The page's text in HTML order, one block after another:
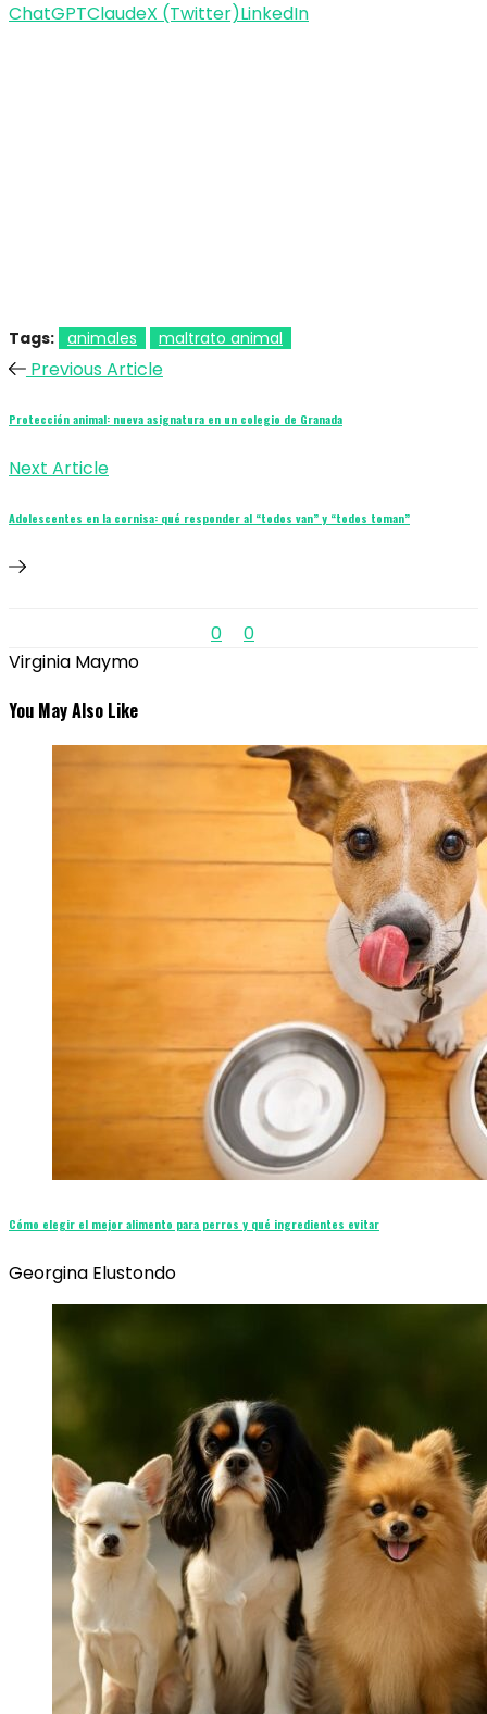
ChatGPTClaudeX (Twitter)LinkedIn
Tags: animales maltrato animal
Previous Article
Protección animal: nueva asignatura en un colegio de Granada
Next Article
Adolescentes en la cornisa: qué responder al “todos van” y “todos toman”
0
0
Virginia Maymo
You May Also Like
Cómo elegir el mejor alimento para perros y qué ingredientes evitar
Georgina Elustondo